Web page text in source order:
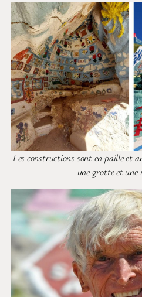
Les constructions sont en paille et
une grotte et une